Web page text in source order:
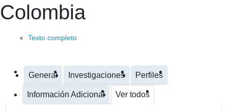
Colombia
Texto completo
General Investigaciones Perfiles
Información Adicional Ver todos